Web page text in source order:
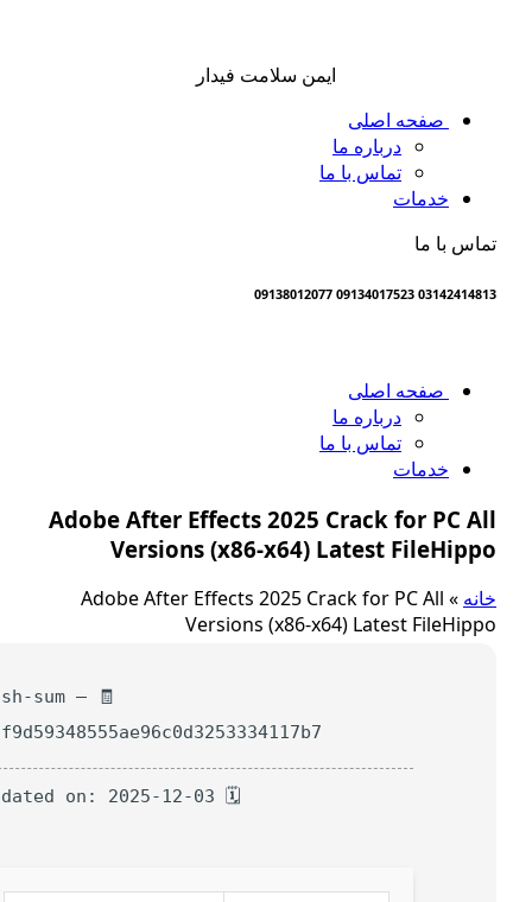
ایمن سلامت فیدار
صفحه اصلی
درباره ما
تماس با ما
خدمات
با ما
03142414813 09134017523
صفحه اصلی
درباره ما
تماس با ما
خدمات
Adobe After Effects 2025 Crack for PC
Versions (x86-x64) Latest
Adobe After Effects 2025 Crack for PC All
Versions (x86-x64) Latest
🧾 Hash-sum —
c2f9d59348555ae96c0d3253334117b7